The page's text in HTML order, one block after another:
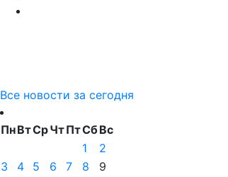
Все новости за сегодня
ПнВтСрЧтПтСбВс
1
2
3
4 5 6 7 8
9